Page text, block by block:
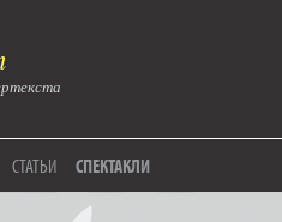
СТАТЬИ СПЕКТАКЛИ